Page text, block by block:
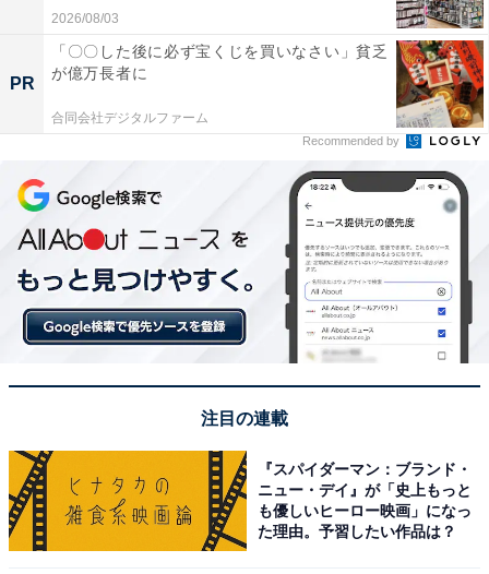
バリエーション豊富なお風呂が揃っており、露天炭
酸風呂や女性限定の化粧水風呂など、気分に合わせ
て色々な浴槽を楽しめる。
高温サウナや塩サウナに加えて男性限定の露天サウ
ナもあり、外気浴エリアもしっかり完備されてい
る。
深夜3時まで年中無休で営業しており、広々とした
無料駐車場も完備されているため、仕事終わりや遅
い時間でも気軽に立ち寄りやすい。
2026/08/03
PR
「〇〇した後に必ず宝くじを買いなさい」貧乏
が億万長者に
合同会社デジタルファーム
Recommended by
注目の連載
『スパイダーマン：ブランド・
ニュー・デイ』が「史上もっと
も優しいヒーロー映画」になっ
た理由。予習したい作品は？